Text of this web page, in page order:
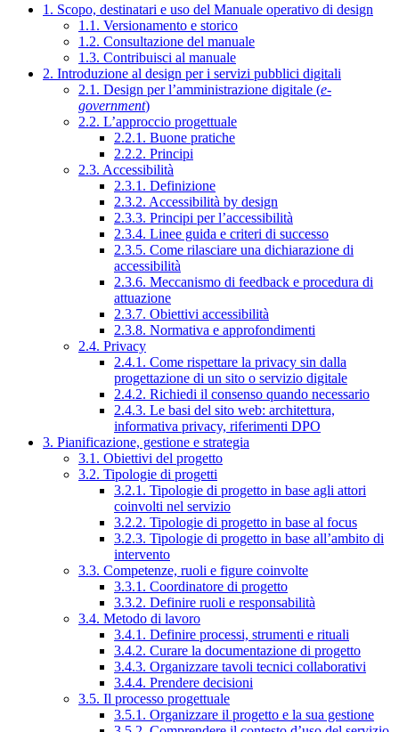
1. Scopo, destinatari e uso del Manuale operativo di design
1.1. Versionamento e storico
1.2. Consultazione del manuale
1.3. Contribuisci al manuale
2. Introduzione al design per i servizi pubblici digitali
2.1. Design per l’amministrazione digitale (e-
government)
2.2. L’approccio progettuale
2.2.1. Buone pratiche
2.2.2. Principi
2.3. Accessibilità
2.3.1. Definizione
2.3.2. Accessibilità by design
2.3.3. Principi per l’accessibilità
2.3.4. Linee guida e criteri di successo
2.3.5. Come rilasciare una dichiarazione di
accessibilità
2.3.6. Meccanismo di feedback e procedura di
attuazione
2.3.7. Obiettivi accessibilità
2.3.8. Normativa e approfondimenti
2.4. Privacy
2.4.1. Come rispettare la privacy sin dalla
progettazione di un sito o servizio digitale
2.4.2. Richiedi il consenso quando necessario
2.4.3. Le basi del sito web: architettura,
informativa privacy, riferimenti DPO
3. Pianificazione, gestione e strategia
3.1. Obiettivi del progetto
3.2. Tipologie di progetti
3.2.1. Tipologie di progetto in base agli attori
coinvolti nel servizio
3.2.2. Tipologie di progetto in base al focus
3.2.3. Tipologie di progetto in base all’ambito di
intervento
3.3. Competenze, ruoli e figure coinvolte
3.3.1. Coordinatore di progetto
3.3.2. Definire ruoli e responsabilità
3.4. Metodo di lavoro
3.4.1. Definire processi, strumenti e rituali
3.4.2. Curare la documentazione di progetto
3.4.3. Organizzare tavoli tecnici collaborativi
3.4.4. Prendere decisioni
3.5. Il processo progettuale
3.5.1. Organizzare il progetto e la sua gestione